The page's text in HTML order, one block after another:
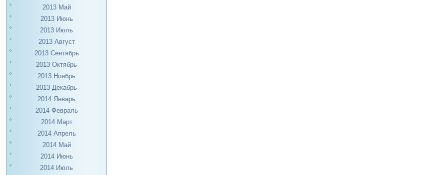
2013 Май
2013 Июнь
2013 Июль
2013 Август
2013 Сентябрь
2013 Октябрь
2013 Ноябрь
2013 Декабрь
2014 Январь
2014 Февраль
2014 Март
2014 Апрель
2014 Май
2014 Июнь
2014 Июль